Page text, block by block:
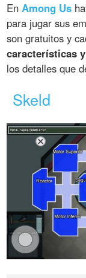
EnAmong Us
para jugar sus
son gratuitos y
características
los detalles que
Skeld